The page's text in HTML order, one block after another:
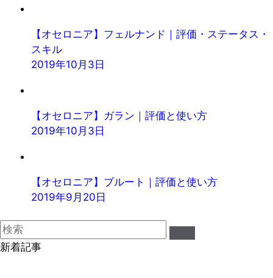
【オセロニア】フェルナンド｜評価・ステータス・
スキル
2019年10月3日
【オセロニア】ガラン｜評価と使い方
2019年10月3日
【オセロニア】ブルート｜評価と使い方
2019年9月20日
新着記事